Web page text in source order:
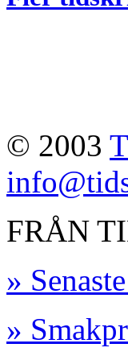
© 2003
FRÅN
»
»